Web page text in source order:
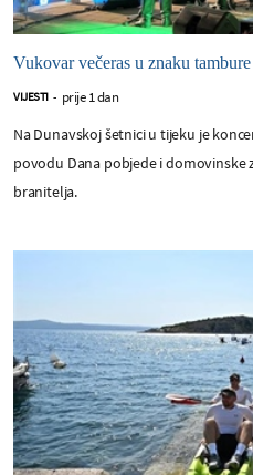
Vukovar večeras u znaku tambure
VIJESTI - prije 1 dan
Na Dunavskoj šetnici u tijeku je
povodu Dana pobjede i domovinske
branitelja.